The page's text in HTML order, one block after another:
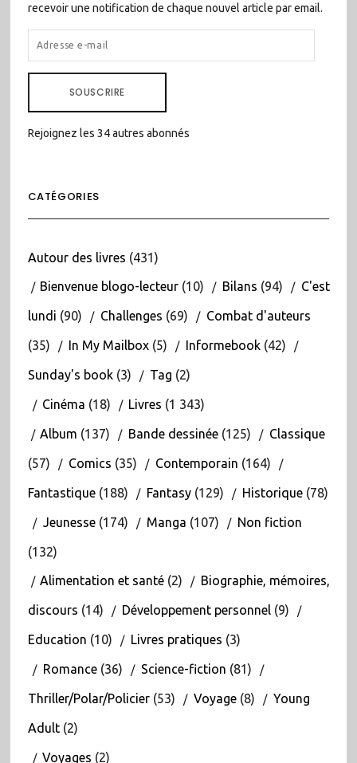
recevoir une notification de chaque nouvel article par email.
ADRESSE
E-
SOUSCRIRE
Rejoignez les 34 autres abonnés
CATÉGORIES
Autour des livres (431)
Bienvenue blogo-lecteur(10) Bilans (94) C'est
lundi (90) Challenges (69) Combat d'auteurs
(35) In My Mailbox(5) Informebook(42)
Sunday's book(3) Tag (2)
Cinéma (18) Livres (1 343)
Album (137) Bande dessinée(125) Classique
(57) Comics (35) Contemporain (164)
Fantastique(188) Fantasy(129) Historique(78)
Jeunesse(174) Manga (107) Non fiction
(132)
Alimentation et santé(2) Biographie, mémoires,
discours (14) Développement personnel(9)
Education (10) Livres pratiques (3)
Romance(36) Science-fiction (81)
Thriller/Polar/Policier(53) Voyage(8) Young
Adult(2)
Voyages (2)